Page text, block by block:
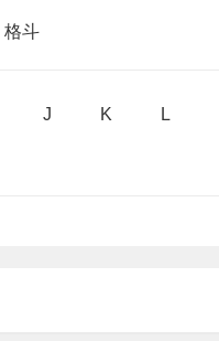
格斗
J K L